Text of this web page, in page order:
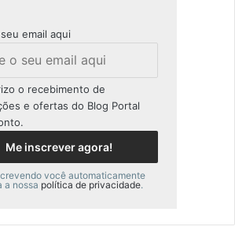
email aqui
o recebimento de
e ofertas do Blog Portal
você automaticamente
a nossa política de privacidade.